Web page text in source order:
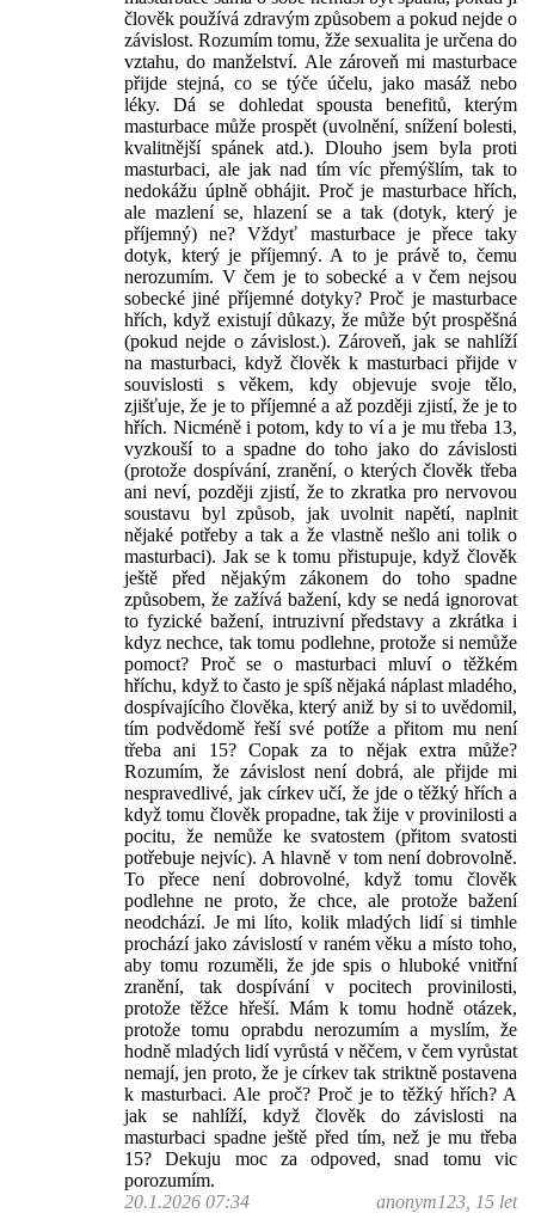
člověk používá zdravým způsobem a pokud nejde o
závislost. Rozumím tomu, žže sexualita je určena do
vztahu, do manželství. Ale zároveň mi masturbace
přijde stejná, co se týče účelu, jako masáž nebo
léky. Dá se dohledat spousta benefitů, kterým
masturbace může prospět (uvolnění, snížení bolesti,
kvalitnější spánek atd.). Dlouho jsem byla proti
masturbaci, ale jak nad tím víc přemýšlím, tak to
nedokážu úplně obhájit. Proč je masturbace hřích,
ale mazlení se, hlazení se a tak (dotyk, který je
příjemný) ne? Vždyť masturbace je přece taky
dotyk, který je příjemný. A to je právě to, čemu
nerozumím. V čem je to sobecké a v čem nejsou
sobecké jiné příjemné dotyky? Proč je masturbace
hřích, když existují důkazy, že může být prospěšná
(pokud nejde o závislost.). Zároveň, jak se nahlíží
na masturbaci, když člověk k masturbaci přijde v
souvislosti s věkem, kdy objevuje svoje tělo,
zjišťuje, že je to příjemné a až později zjistí, že je to
hřích. Nicméně i potom, kdy to ví a je mu třeba 13,
vyzkouší to a spadne do toho jako do závislosti
(protože dospívání, zranění, o kterých člověk třeba
ani neví, později zjistí, že to zkratka pro nervovou
soustavu byl způsob, jak uvolnit napětí, naplnit
nějaké potřeby a tak a že vlastně nešlo ani tolik o
masturbaci). Jak se k tomu přistupuje, když člověk
ještě před nějakým zákonem do toho spadne
způsobem, že zažívá bažení, kdy se nedá ignorovat
to fyzické bažení, intruzivní představy a zkrátka i
kdyz nechce, tak tomu podlehne, protože si nemůže
pomoct? Proč se o masturbaci mluví o těžkém
hříchu, když to často je spíš nějaká náplast mladého,
dospívajícího člověka, který aniž by si to uvědomil,
tím podvědomě řeší své potíže a přitom mu není
třeba ani 15? Copak za to nějak extra může?
Rozumím, že závislost není dobrá, ale přijde mi
nespravedlivé, jak církev učí, že jde o těžký hřích a
když tomu člověk propadne, tak žije v provinilosti a
pocitu, že nemůže ke svatostem (přitom svatosti
potřebuje nejvíc). A hlavně v tom není dobrovolně.
To přece není dobrovolné, když tomu člověk
podlehne ne proto, že chce, ale protože bažení
neodchází. Je mi líto, kolik mladých lidí si timhle
prochází jako závislostí v raném věku a místo toho,
aby tomu rozuměli, že jde spis o hluboké vnitřní
zranění, tak dospívání v pocitech provinilosti,
protože těžce hřeší. Mám k tomu hodně otázek,
protože tomu oprabdu nerozumím a myslím, že
hodně mladých lidí vyrůstá v něčem, v čem vyrůstat
nemají, jen proto, že je církev tak striktně postavena
k masturbaci. Ale proč? Proč je to těžký hřích? A
jak se nahlíží, když člověk do závislosti na
masturbaci spadne ještě před tím, než je mu třeba
15? Dekuju moc za odpoved, snad tomu vic
porozumím.
20.1.2026 07:34
anonym123, 15 let